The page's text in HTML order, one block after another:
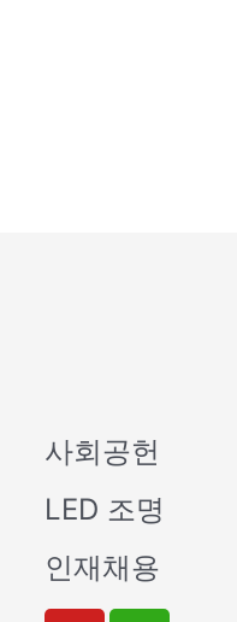
사회공헌
LED 조명
인재채용